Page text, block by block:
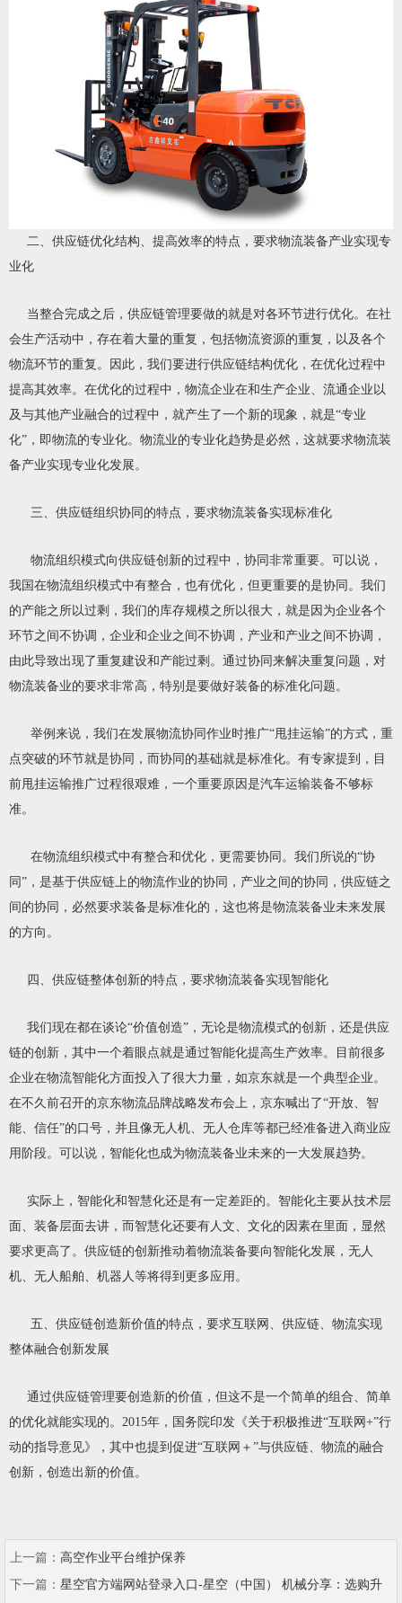
二、供应链优化结构、提高效率的特点，要求物流装备产业实现专
业化
当整合完成之后，供应链管理要做的就是对各环节进行优化。在社
会生产活动中，存在着大量的重复，包括物流资源的重复，以及各个
物流环节的重复。因此，我们要进行供应链结构优化，在优化过程中
提高其效率。在优化的过程中，物流企业在和生产企业、流通企业以
及与其他产业融合的过程中，就产生了一个新的现象，就是“专业
化”，即物流的专业化。物流业的专业化趋势是必然，这就要求物流装
备产业实现专业化发展。
三、供应链组织协同的特点，要求物流装备实现标准化
物流组织模式向供应链创新的过程中，协同非常重要。可以说，
我国在物流组织模式中有整合，也有优化，但更重要的是协同。我们
的产能之所以过剩，我们的库存规模之所以很大，就是因为企业各个
环节之间不协调，企业和企业之间不协调，产业和产业之间不协调，
由此导致出现了重复建设和产能过剩。通过协同来解决重复问题，对
物流装备业的要求非常高，特别是要做好装备的标准化问题。
举例来说，我们在发展物流协同作业时推广“甩挂运输”的方式，重
点突破的环节就是协同，而协同的基础就是标准化。有专家提到，目
前甩挂运输推广过程很艰难，一个重要原因是汽车运输装备不够标
准。
在物流组织模式中有整合和优化，更需要协同。我们所说的“协
同”，是基于供应链上的物流作业的协同，产业之间的协同，供应链之
间的协同，必然要求装备是标准化的，这也将是物流装备业未来发展
的方向。
四、供应链整体创新的特点，要求物流装备实现智能化
我们现在都在谈论“价值创造”，无论是物流模式的创新，还是供应
链的创新，其中一个着眼点就是通过智能化提高生产效率。目前很多
企业在物流智能化方面投入了很大力量，如京东就是一个典型企业。
在不久前召开的京东物流品牌战略发布会上，京东喊出了“开放、智
能、信任”的口号，并且像无人机、无人仓库等都已经准备进入商业应
用阶段。可以说，智能化也成为物流装备业未来的一大发展趋势。
实际上，智能化和智慧化还是有一定差距的。智能化主要从技术层
面、装备层面去讲，而智慧化还要有人文、文化的因素在里面，显然
要求更高了。供应链的创新推动着物流装备要向智能化发展，无人
机、无人船舶、机器人等将得到更多应用。
五、供应链创造新价值的特点，要求互联网、供应链、物流实现
整体融合创新发展
通过供应链管理要创造新的价值，但这不是一个简单的组合、简单
的优化就能实现的。2015年，国务院印发《关于积极推进“互联网+”行
动的指导意见》，其中也提到促进“互联网＋”与供应链、物流的融合
创新，创造出新的价值。
上一篇： 高空作业平台维护保养
下一篇： 星空官方端网站登录入口-星空（中国） 机械分享：选购升